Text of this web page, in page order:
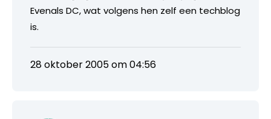
Evenals DC, wat volgens hen zelf een techblog
is.
28 oktober 2005 om 04:56